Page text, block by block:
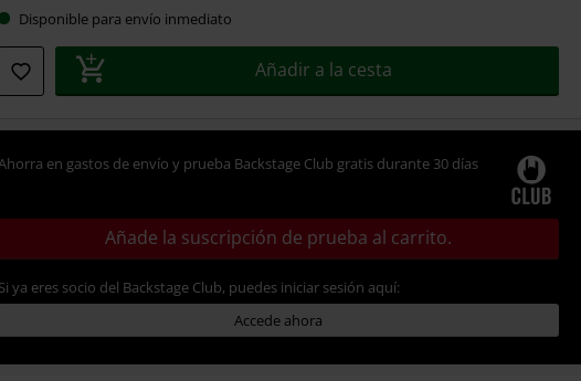
Disponible para envío inmediato
Añadir a la cesta
en gastos de envío y prueba Backstage Club gratis durante 30 días
Añade la suscripción de prueba al carrito.
Si ya eres socio del Backstage Club, puedes iniciar sesión aquí:
Accede ahora